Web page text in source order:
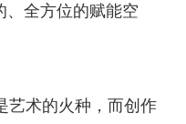
、全方位的赋能空
艺术的火种，而创作